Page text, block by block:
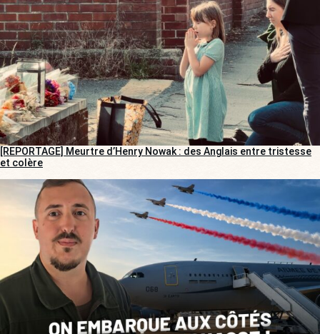
[REPORTAGE] Meurtre d’Henry Nowak : des Anglais entre tristesse
et colère